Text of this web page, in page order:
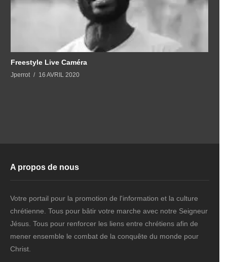
Freestyle Live Caméra
Jperrot 16 AVRIL 2020
A propos de nous
Votre portail pour la promotion de l'information et la culture
chrétienne. Tous pour bâtir votre marche avec notre Seigneur
Jésus. Tous pour renforcer les liens entre chrétiens afin de
mener ensemble le combat de la conquête du monde pour
Christ.